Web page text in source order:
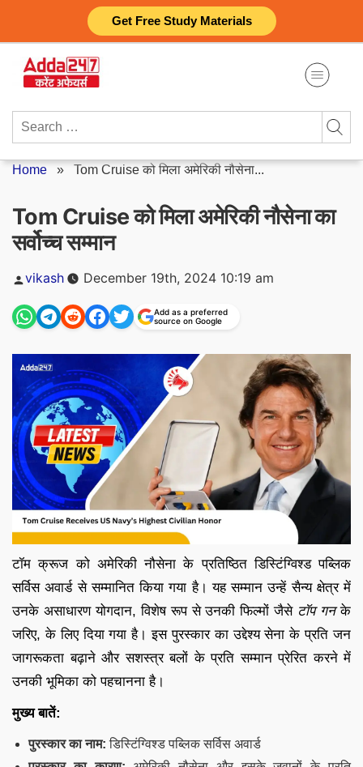
Get Free Study Materials
content
Search
Home » Tom Cruise को मिला अमेरिकी नौसेना...
Tom Cruise को मिला अमेरिकी नौसेना का
सर्वोच्च सम्मान
Posted
vikash December 19th, 2024 10:19 am
Add as a preferred
source on Google
टॉम क्रूज को अमेरिकी नौसेना के प्रतिष्ठित डिस्टिंग्विश्ड पब्लिक
सर्विस अवार्ड से सम्मानित किया गया है। यह सम्मान उन्हें सैन्य क्षेत्र में
उनके असाधारण योगदान, विशेष रूप से उनकी फिल्मों जैसे टॉप गनके
जरिए, के लिए दिया गया है। इस पुरस्कार का उद्देश्य सेना के प्रति जन
जागरूकता बढ़ाने और सशस्त्र बलों के प्रति सम्मान प्रेरित करने में
उनकी भूमिका को पहचानना है।
मुख्य बातें:
पुरस्कार का नाम: डिस्टिंग्विश्ड पब्लिक सर्विस अवार्ड